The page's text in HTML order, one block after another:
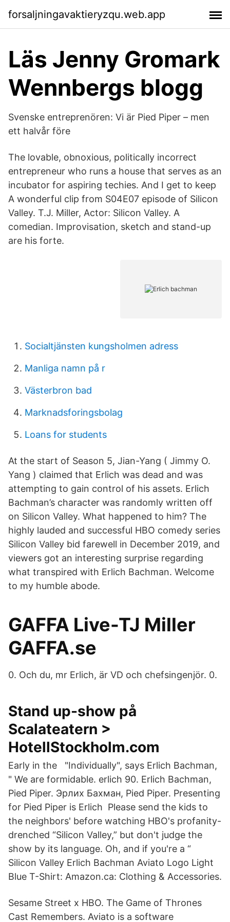
forsaljningavaktieryzqu.web.app
Läs Jenny Gromark
Wennbergs blogg
Svenske entreprenören: Vi är Pied Piper – men
ett halvår före
The lovable, obnoxious, politically incorrect
entrepreneur who runs a house that serves as an
incubator for aspiring techies. And I get to keep
A wonderful clip from S04E07 episode of Silicon
Valley. T.J. Miller, Actor: Silicon Valley. A
comedian. Improvisation, sketch and stand-up
are his forte.
Socialtjänsten kungsholmen adress
Manliga namn på r
Västerbron bad
Marknadsforingsbolag
Loans for students
At the start of Season 5, Jian-Yang ( Jimmy O.
Yang ) claimed that Erlich was dead and was
attempting to gain control of his assets. Erlich
Bachman’s character was randomly written off
on Silicon Valley. What happened to him? The
highly lauded and successful HBO comedy series
Silicon Valley bid farewell in December 2019, and
viewers got an interesting surprise regarding
what transpired with Erlich Bachman. Welcome
to my humble abode.
GAFFA Live-TJ Miller
GAFFA.se
0. Och du, mr Erlich, är VD och chefsingenjör. 0.
Stand up-show på
Scalateatern >
HotellStockholm.com
Early in the "Individually", says Erlich Bachman,
" We are formidable. erlich 90. Erlich Bachman,
Pied Piper. Эрлих Бахман, Pied Piper. Presenting
for Pied Piper is Erlich Please send the kids to
the neighbors' before watching HBO's profanity-
drenched “Silicon Valley,” but don't judge the
show by its language. Oh, and if you're a “
Silicon Valley Erlich Bachman Aviato Logo Light
Blue T-Shirt: Amazon.ca: Clothing & Accessories.
Sesame Street x HBO. The Game of Thrones
Cast Remembers. Aviato is a software